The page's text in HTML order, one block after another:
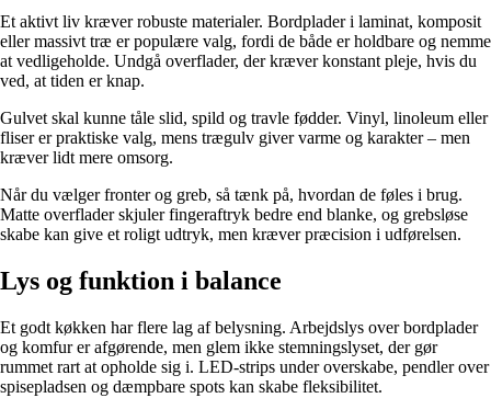
Et aktivt liv kræver robuste materialer. Bordplader i laminat, komposit
eller massivt træ er populære valg, fordi de både er holdbare og nemme
at vedligeholde. Undgå overflader, der kræver konstant pleje, hvis du
ved, at tiden er knap.
Gulvet skal kunne tåle slid, spild og travle fødder. Vinyl, linoleum eller
fliser er praktiske valg, mens trægulv giver varme og karakter – men
kræver lidt mere omsorg.
Når du vælger fronter og greb, så tænk på, hvordan de føles i brug.
Matte overflader skjuler fingeraftryk bedre end blanke, og grebsløse
skabe kan give et roligt udtryk, men kræver præcision i udførelsen.
Lys og funktion i balance
Et godt køkken har flere lag af belysning. Arbejdslys over bordplader
og komfur er afgørende, men glem ikke stemningslyset, der gør
rummet rart at opholde sig i. LED-strips under overskabe, pendler over
spisepladsen og dæmpbare spots kan skabe fleksibilitet.